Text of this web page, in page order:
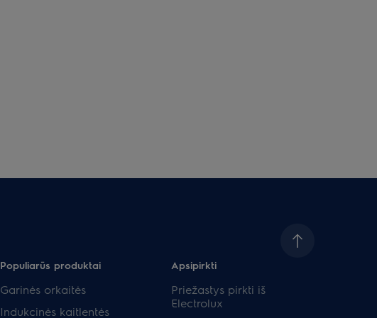
Populiarūs produktai
Garinės orkaitės
Indukcinės kaitlentės
Apsipirkti
Priežastys pirkti iš
Electrolux